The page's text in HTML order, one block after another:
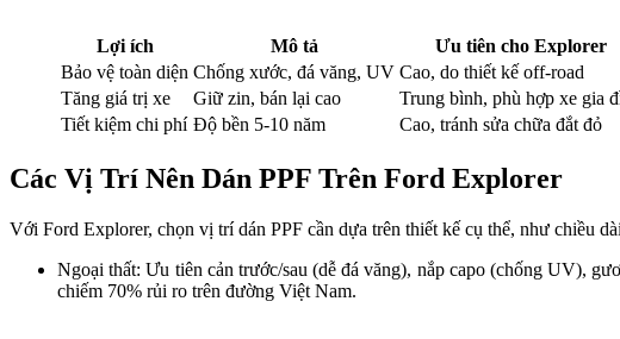
Lợi ích Mô tả
Ưu tiên cho Explorer
Bảo vệ toàn diện Chống xước, đá văng, UV Cao, do thiết kế off-road
Tăng giá trị xe
Giữ zin, bán lại cao
Trung bình, phù hợp xe gia
Tiết kiệm chi phí Độ bền 5-10 năm Cao, tránh sửa chữa đắt đỏ
Các Vị Trí Nên Dán PPF Trên Ford Explorer
Với Ford Explorer, chọn vị trí dán PPF cần dựa trên thiết kế cụ thể, như chiều
Ngoại thất: Ưu tiên cản trước/sau (dễ đá văng), nắp capo (chống UV),
chiếm 70% rủi ro trên đường Việt Nam.